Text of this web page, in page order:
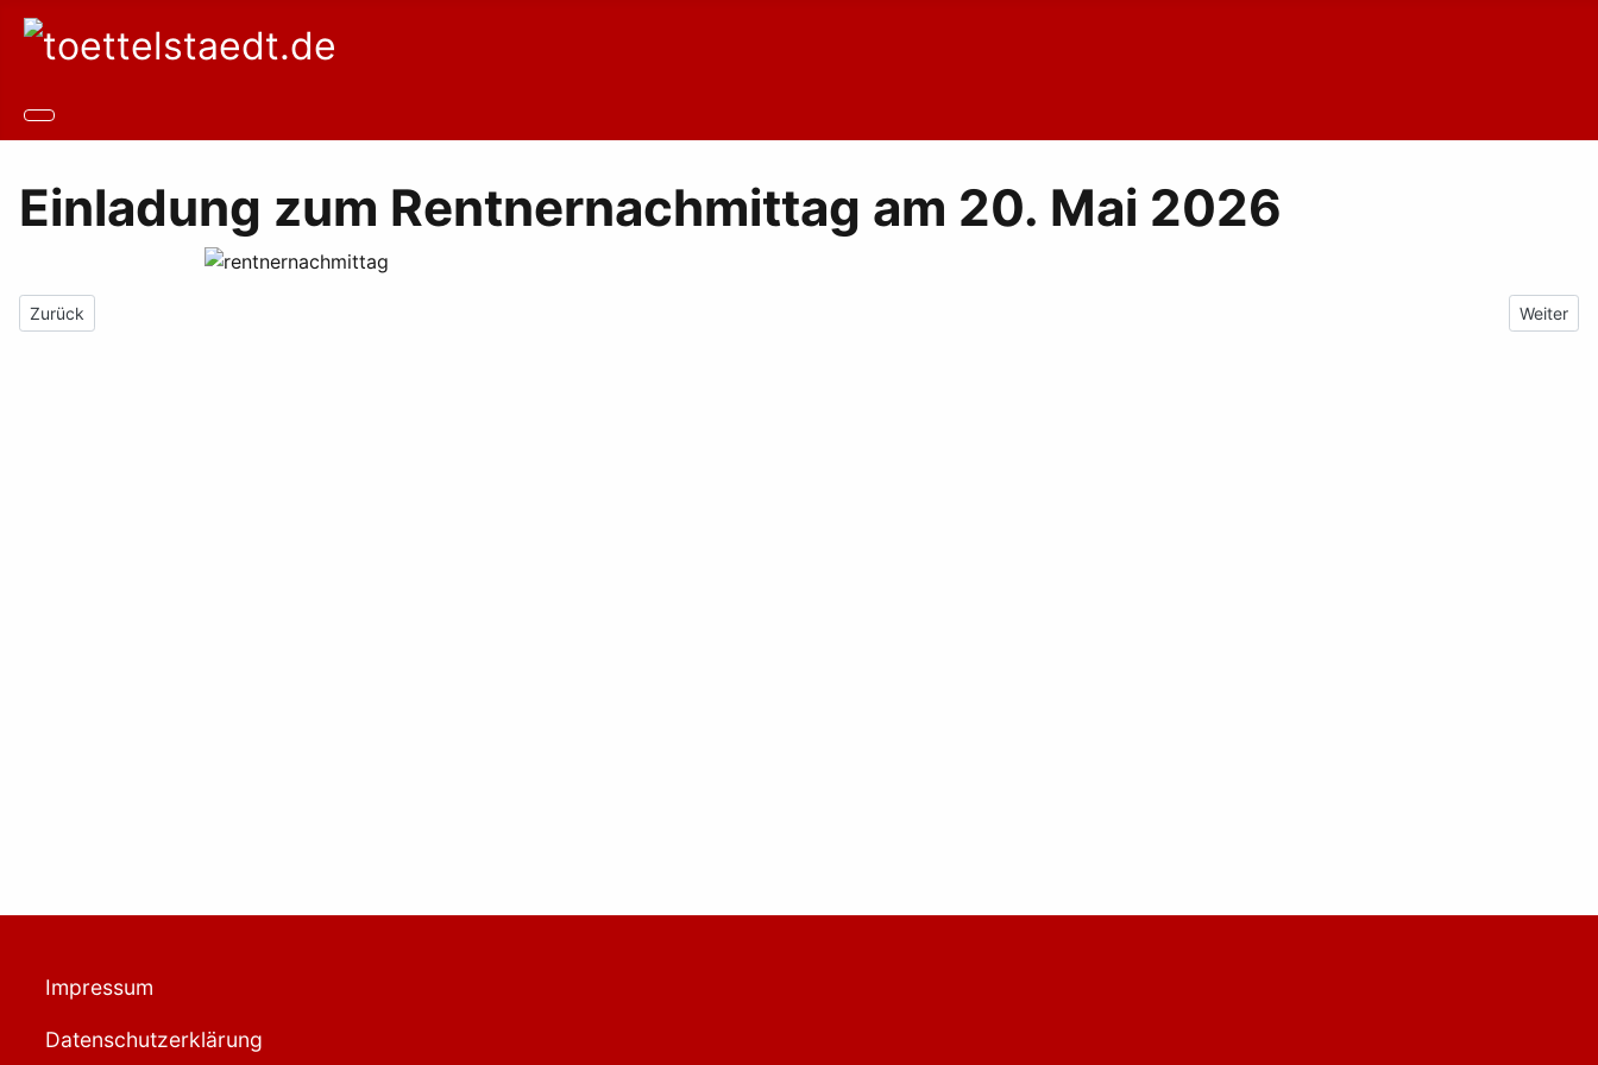
Einladung zum Rentnernachmittag am 20. Mai 2026
Vorheriger Beitrag: 13. Hoffest der AGRO Agrarprodukt- und Hendels GmbH am 13. Juni 2026
Zurück Nächster
Weiter
Impressum
Datenschutzerklärung